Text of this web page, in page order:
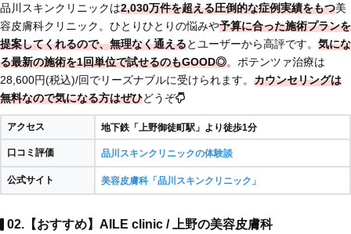
品川スキンクリニックは2,030万件を超える圧倒的な症例実績をもつ美
容皮膚科クリニック。ひとりひとりの悩みや予算に合った施術プランを
提案してくれるので、無理なく通えるとユーザーから高評です。 気にな
る最新の施術を1回単位で試せるのもGOOD◎。ポテンツァ治療は
28,600円(税込)/回でリーズナブルに受けられます。 カウンセリングは
無料なので気になる方はぜひどうぞ
アクセス 地下鉄「上野御徒町駅」より徒歩1分
口コミ評価 品川スキンクリニックの体験談
公式サイト 美容皮膚科「品川スキンクリニック」
02.【おすすめ】AILE clinic / 上野の美容皮膚科